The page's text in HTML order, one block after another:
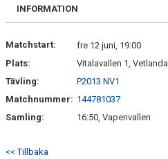
BILDGALLERI
INFORMATION
Matchstart:
fre 12 juni, 19:00
Plats:
Vitalavallen 1, Vetlanda
Tävling:
P2013 NV1
Matchnummer: 144781037
Samling:
16:50, Vapenvallen
<< Tillbaka